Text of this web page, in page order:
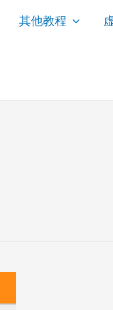
其他教程